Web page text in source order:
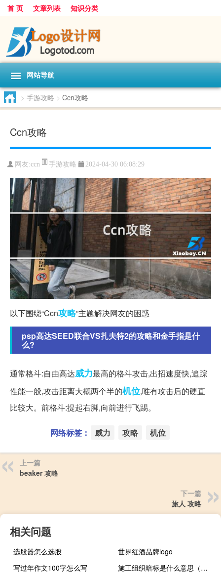
首 页 文章列表 知识分类
网站导航
> 手游攻略 > Ccn攻略
Ccn攻略
网友:ccn 手游攻略 2024-04-30 06:08:29
以下围绕“Ccn攻略”主题解决网友的困惑
psp高达SEED联合VS扎夫特2的攻略和金手指是什
么?
通常格斗:自由高达威力最高的格斗攻击,出招速度快,追踪
性能一般,攻击距离大概两个半的机位,唯有攻击后的硬直
比较大。前格斗:提起右脚,向前进行飞踢。
网络标签： 威力 攻略 机位
上一篇
beaker 攻略
下一篇
旅人 攻略
相关问题
选股器怎么选股
世界红酒品牌logo
写过年作文100字怎么写
施工组织暗标是什么意思（暗标是什么意思）